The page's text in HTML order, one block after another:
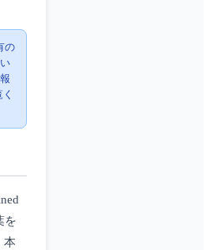
の
を
本